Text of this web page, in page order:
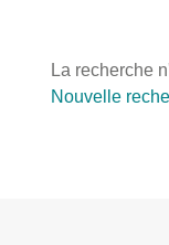
La recherche
Nouvelle